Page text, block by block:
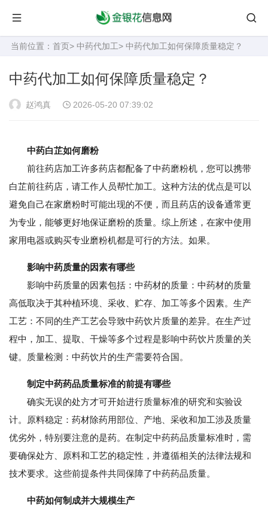
当前位置： 首页> 中药代加工> 中药代加工如何保障质量稳定？
中药代加工如何保障质量稳定？
赵鸿真 2026-05-20 07:39:02
中药白芷如何磨粉
前往药店加工许多药店都配备了中药磨粉机，您可以携带
白芷前往药店，请工作人员帮忙加工。这种方法的优点是可以
避免自己在家磨粉时可能出现的不便，而且药店的设备通常更
为专业，能够更好地保证磨粉的质量。综上所述，在家中使用
家用电器或购买专业磨粉机都是可行的方法。如果。
影响中药质量的因素有哪些
影响中药质量的因素包括：中药材的质量：中药材的质量
高低取决于其种植环境、采收、贮存、加工等多个因素。生产
工艺：不同的生产工艺会导致中药饮片质量的差异。在生产过
程中，加工、提取、干燥等多个过程是影响中药饮片质量的关
键。质量检测：中药饮片的生产需要符合国。
制定中药药品质量标准的前提有哪些
确实无误的处方才可开始进行质量标准的研究和实验设
计。原料稳定：药材除药用部位、产地、采收和加工涉及质量
优劣外，特别要注意的是药。在制定中药药品质量标准时，需
要确保处方、原料和工艺的稳定性，并遵循相关的法律法规和
技术要求。这些前提条件共同保障了中药药品质量。
中药如何制成并大规模生产